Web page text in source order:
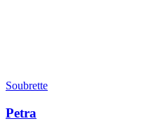
Soubrette
Petra